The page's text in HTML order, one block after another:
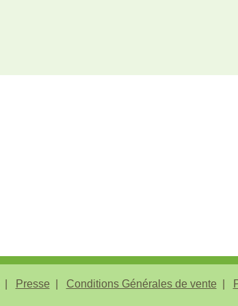
Presse Conditions Générales de vente